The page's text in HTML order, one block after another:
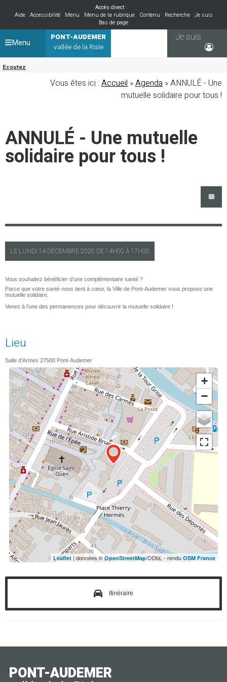
Accès direct :
Aide
Accessibilité Menu Menu de la rubrique Contenu Recherche
Je suis
Bas de page
PONT-AUDEMER
vallée de la Risle
Ecoutez
Je suis
Menu
Vous êtes ici : Accueil »Agenda » ANNULÉ - Une
mutuelle solidaire pour tous !
ANNULÉ - Une mutuelle
solidaire pour tous !
LE LUNDI 14 DÉCEMBRE 2020 DE 14H00 À 17H00
Vous souhaitez bénéficier d’une complémentaire santé ?
Parce que votre santé nous tient à cœur, la Ville de Pont-Audemer vous propose une
mutuelle solidaire.
Venez à l’une des permanences pour découvrir la mutuelle solidaire !
Lieu
Salle d'Armes 27500 Pont-Audemer
+
−
Leaflet | données © OpenStreetMap/ODbL - rendu OSM France
Itinéraire
PONT-AUDEMER